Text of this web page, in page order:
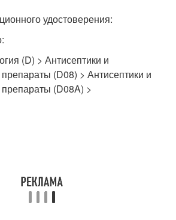
удостоверения:
(D) > Антисептики и
(D08) > Антисептики и
(D08A) >